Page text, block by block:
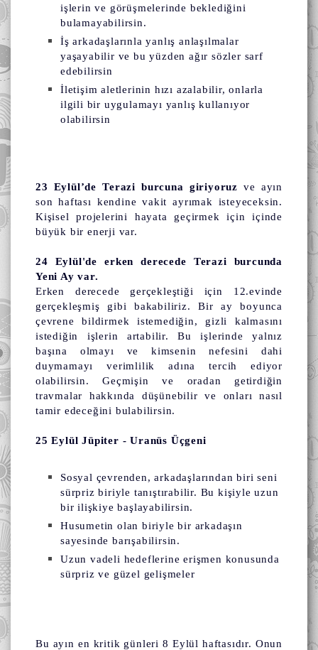
işlerin ve görüşmelerinde beklediğini
bulamayabilirsin.
İş arkadaşlarınla yanlış anlaşılmalar
yaşayabilir ve bu yüzden ağır sözler sarf
edebilirsin
İletişim aletlerinin hızı azalabilir, onlarla
ilgili bir uygulamayı yanlış kullanıyor
olabilirsin
23 Eylül’de Terazi burcuna giriyoruz ve ayın
son haftası kendine vakit ayrımak isteyeceksin.
Kişisel projelerini hayata geçirmek için içinde
büyük bir enerji var.
24 Eylül'de erken derecede Terazi burcunda
Yeni Ay var.
Erken derecede gerçekleştiği için 12.evinde
gerçekleşmiş gibi bakabiliriz. Bir ay boyunca
çevrene bildirmek istemediğin, gizli kalmasını
istediğin işlerin artabilir. Bu işlerinde yalnız
başına olmayı ve kimsenin nefesini dahi
duymamayı verimlilik adına tercih ediyor
olabilirsin. Geçmişin ve oradan getirdiğin
travmalar hakkında düşünebilir ve onları nasıl
tamir edeceğini bulabilirsin.
25 Eylül Jüpiter - Uranüs Üçgeni
Sosyal çevrenden, arkadaşlarından biri seni
sürpriz biriyle tanıştırabilir. Bu kişiyle uzun
bir ilişkiye başlayabilirsin.
Husumetin olan biriyle bir arkadaşın
sayesinde barışabilirsin.
Uzun vadeli hedeflerine erişmen konusunda
sürpriz ve güzel gelişmeler
Bu ayın en kritik günleri 8 Eylül haftasıdır. Onun